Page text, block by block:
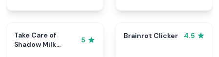
Take Care of
Shadow Milk
5
Brainrot Clicker 4.5